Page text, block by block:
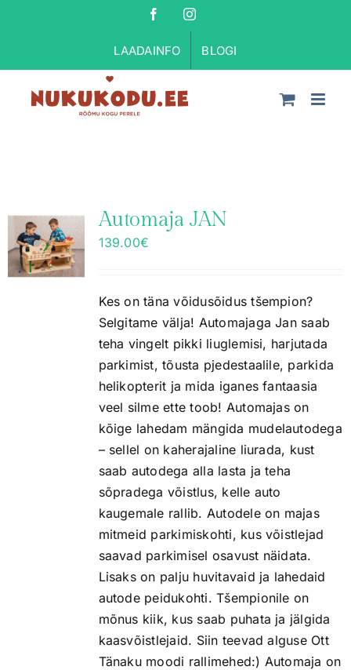
FacebookInstagram
LAADAINFO BLOGI
Automaja JAN
139.00€
Kes on täna võidusõidus tšempion?
Selgitame välja! Automajaga Jan saab
teha vingelt pikki liuglemisi, harjutada
parkimist, tõusta pjedestaalile, parkida
helikopterit ja mida iganes fantaasia
veel silme ette toob! Automajas on
kõige lahedam mängida mudelautodega
– sellel on kaherajaline liurada, kust
saab autodega alla lasta ja teha
sõpradega võistlus, kelle auto
kaugemale rallib. Autodele on majas
mitmeid parkimiskohti, kus võistlejad
saavad parkimisel osavust näidata.
Lisaks on palju huvitavaid ja lahedaid
autode peidukohti. Tšempionile on
mõnus kiik, kus saab puhata ja jälgida
kaasvõistlejaid. Siin teevad alguse Ott
Tänaku moodi rallimehed:) Automaja on